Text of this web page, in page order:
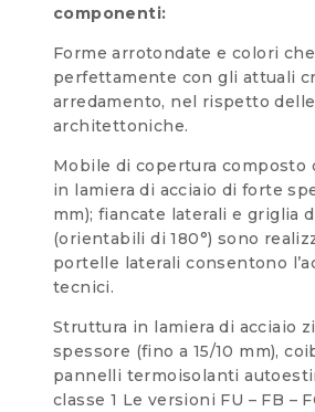
componenti:
Forme arrotondate e colori
perfettamente con gli attuali
arredamento, nel rispetto
architettoniche.
Mobile di copertura composto
in lamiera di acciaio di forte
mm); fiancate laterali e griglia
(orientabili di 180°) sono
portelle laterali consentono
tecnici.
Struttura in lamiera di acciaio
spessore (fino a 15/10 mm),
pannelli termoisolanti
classe 1 Le versioni FU – FB –